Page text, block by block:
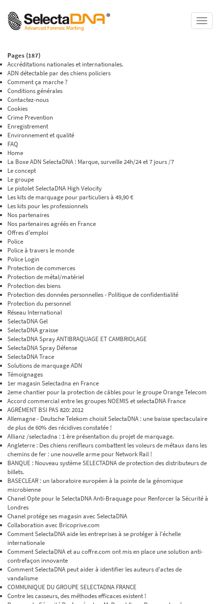
Toggle
Pages (187)
Accréditations nationales et internationales.
ADN détectable par des chiens policiers
Comment ça marche ?
Conditions générales
Contactez-nous
Cookies
Crime Prevention
Enregistrement
Environnement et qualité
FAQ
Home
La Boxe ADN SelectaDNA : Marque, surveille 24h/24 et 7 jours /7
Le concept
Le groupe
Le pistolet SelectaDNA High Velocity
Les kits de marquage pour particuliers à 49,90 €
Les kits pour les professionnels
Nos partenaires
Nos partenaires agréés en France
Offres d'emploi
Police
Police à travers le monde
Police Login
Protection de commerces
Protection de métal/matériel
Protection des biens
Protection des données personnelles - Politique de confidentialité
Protection du personnel
Réseau International
SelectaDNA Gel
SelectaDNA graisse
SelectaDNA Spray ANTIBRAQUAGE ET CAMBRIOLAGE
SelectaDNA Spray Défense
SelectaDNA Trace
Solutions de marquage ADN
Témoignages
1er magasin Selectadna en France
2eme chantier pour la protection de câbles pour le groupe Orange Telecom
Accord commercial entre les groupes NOEMIS et selectaDNA France
AGRÉMENT BSI PAS 820: 2012
Allemagne - Deutsche Telekom choisit SelectaDNA : une baisse spectaculaire
de plus de 60% des récidives constatée !
Allianz /selectadna : 1 ère présentation du projet de marquage.
Angleterre : Des chiens renifleurs combattent les voleurs de métaux dans les
chemins de fer : une nouvelle arme pour Network Rail !
BANQUE : Nouveau système SELECTADNA de protection des distributeurs de
billets.
BASECLEAR : un laboratoire européen à la pointe de la génomique
microbienne
Chanel Opte pour le SelectaDNA Anti-Braquage pour Renforcer la Sécurité à
Londres
Chanel protége ses magasin avec SelectaDNA
Collaboration avec Bricoprive.com
Comment SelectaDNA aide les entreprises à se protéger à l'échelle
internationale
Comment SelectaDNA et au coffre.com ont mis en place une solution anti-
contrefaçon innovante
Comment SelectaDNA peut aider à identifier les auteurs d'actes de
vandalisme
COMMUNIQUE DU GROUPE SELECTADNA FRANCE
Contre les casseurs, des méthodes efficaces existent !